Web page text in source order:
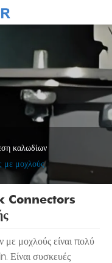
καλωδίων
με μοχλούς
Connectors
με μοχλούς είναι πολύ
Είναι συσκευές